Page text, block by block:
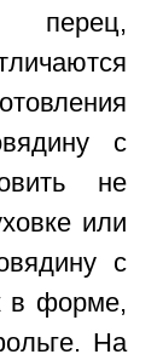
перец,
с
не
или
с
в форме,
На